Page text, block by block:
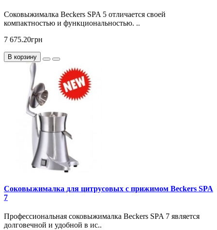
Соковыжималка Beckers SPA 5 отличается своей
компактностью и функциональностью. ..
7 675.20грн
В корзину
Соковыжималка для цитрусовых с прижимом Beckers SPA
7
Профессиональная соковыжималка Beckers SPA 7 является
долговечной и удобной в ис..